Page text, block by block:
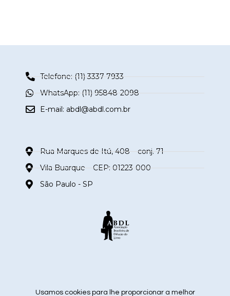
Telefone: (11) 3337-7933
WhatsApp: (11) 95848-2098
E-mail: abdl@abdl.com.br
Rua Marques de Itú, 408 – conj. 71
Vila Buarque – CEP: 01223-000
São Paulo - SP
siga nas redes sociais
Usamos cookies para lhe proporcionar a melhor